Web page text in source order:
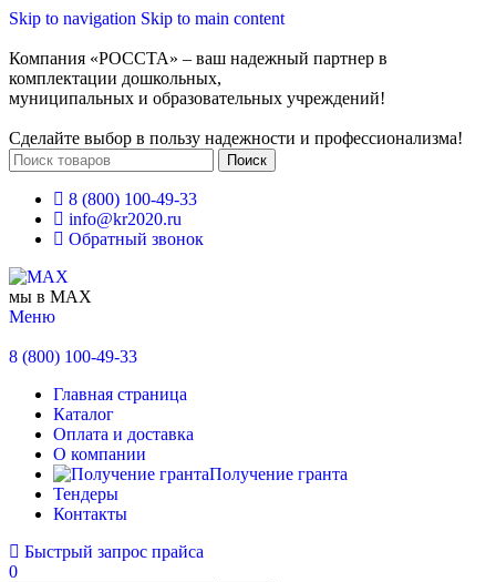
Skip to navigation Skip to main content
Компания «РОССТА» – ваш надежный партнер в
комплектации дошкольных,
муниципальных и образовательных учреждений!
Сделайте выбор в пользу надежности и профессионализма!
Поиск
8 (800) 100-49-33
info@kr2020.ru
Обратный звонок
мы в MAX
Меню
8 (800) 100-49-33
Главная страница
Каталог
Оплата и доставка
О компании
Получение гранта
Тендеры
Контакты
Быстрый запрос прайса
0